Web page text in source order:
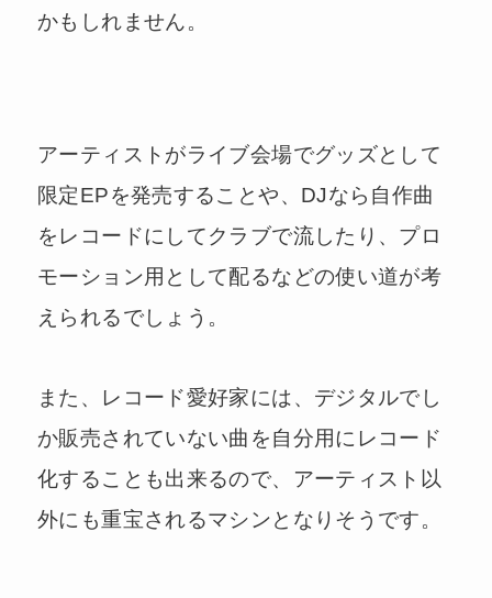
かもしれません。
アーティストがライブ会場でグッズとして
限定EPを発売することや、DJなら自作曲
をレコードにしてクラブで流したり、プロ
モーション用として配るなどの使い道が考
えられるでしょう。
また、レコード愛好家には、デジタルでし
か販売されていない曲を自分用にレコード
化することも出来るので、アーティスト以
外にも重宝されるマシンとなりそうです。